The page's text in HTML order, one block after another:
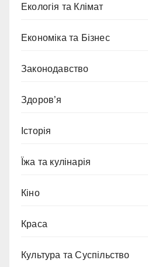
Екологія та Клімат
Економіка та Бізнес
Законодавство
Здоров’я
Історія
Їжа та кулінарія
Кіно
Краса
Культура та Суспільство